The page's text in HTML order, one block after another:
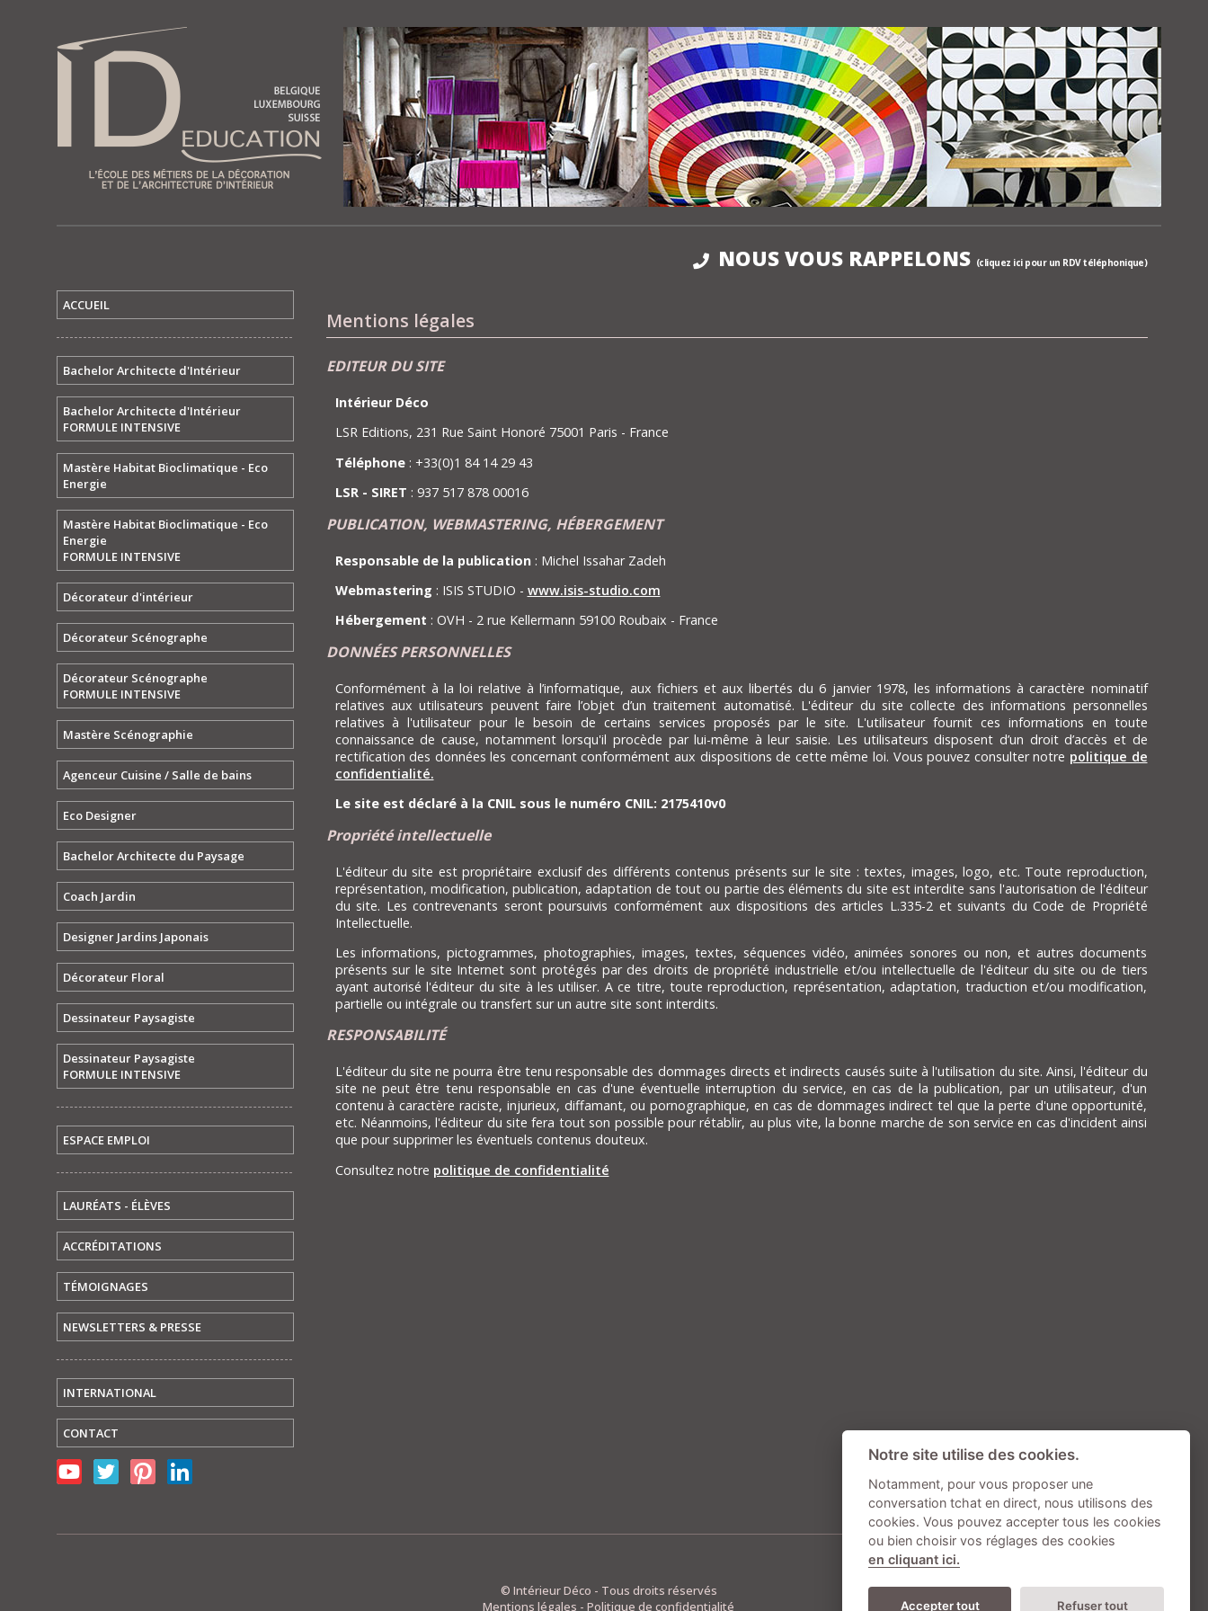
NOUS VOUS RAPPELONS (cliquez ici pour un RDV téléphonique)
ACCUEIL
Bachelor Architecte d'Intérieur
Bachelor Architecte d'Intérieur
FORMULE INTENSIVE
Mastère Habitat Bioclimatique - Eco
Energie
Mastère Habitat Bioclimatique - Eco
Energie
FORMULE INTENSIVE
Décorateur d'intérieur
Décorateur Scénographe
Décorateur Scénographe
FORMULE INTENSIVE
Mastère Scénographie
Agenceur Cuisine / Salle de bains
Eco Designer
Bachelor Architecte du Paysage
Coach Jardin
Designer Jardins Japonais
Décorateur Floral
Dessinateur Paysagiste
Dessinateur Paysagiste
FORMULE INTENSIVE
ESPACE EMPLOI
LAURÉATS - ÉLÈVES
ACCRÉDITATIONS
TÉMOIGNAGES
NEWSLETTERS & PRESSE
INTERNATIONAL
CONTACT
Mentions légales
EDITEUR DU SITE
Intérieur Déco
LSR Editions, 231 Rue Saint Honoré 75001 Paris - France
Téléphone: +33(0)1 84 14 29 43
LSR - SIRET : 937 517 878 00016
PUBLICATION, WEBMASTERING, HÉBERGEMENT
Responsable de la publication: Michel Issahar Zadeh
Webmastering : ISIS STUDIO - www.isis-studio.com
Hébergement : OVH - 2 rue Kellermann 59100 Roubaix - France
DONNÉES PERSONNELLES
Conformément à la loi relative à l’informatique, aux fichiers et aux libertés du 6 janvier 1978, les informations à caractère nominatif
relatives aux utilisateurs peuvent faire l’objet d’un traitement automatisé. L'éditeur du site collecte des informations personnelles
relatives à l'utilisateur pour le besoin de certains services proposés par le site. L'utilisateur fournit ces informations en toute
connaissance de cause, notamment lorsqu'il procède par lui-même à leur saisie. Les utilisateurs disposent d’un droit d’accès et de
rectification des données les concernant conformément aux dispositions de cette même loi. Vous pouvez consulter notre politique de
confidentialité.
Le site est déclaré à la CNIL sous le numéro CNIL: 2175410v0
Propriété intellectuelle
L'éditeur du site est propriétaire exclusif des différents contenus présents sur le site : textes, images, logo, etc. Toute reproduction,
représentation, modification, publication, adaptation de tout ou partie des éléments du site est interdite sans l'autorisation de l'éditeur
du site. Les contrevenants seront poursuivis conformément aux dispositions des articles L.335-2 et suivants du Code de Propriété
Intellectuelle.
Les informations, pictogrammes, photographies, images, textes, séquences vidéo, animées sonores ou non, et autres documents
présents sur le site Internet sont protégés par des droits de propriété industrielle et/ou intellectuelle de l'éditeur du site ou de tiers
ayant autorisé l'éditeur du site à les utiliser. A ce titre, toute reproduction, représentation, adaptation, traduction et/ou modification,
partielle ou intégrale ou transfert sur un autre site sont interdits.
RESPONSABILITÉ
L'éditeur du site ne pourra être tenu responsable des dommages directs et indirects causés suite à l'utilisation du site. Ainsi, l'éditeur du
site ne peut être tenu responsable en cas d'une éventuelle interruption du service, en cas de la publication, par un utilisateur, d'un
contenu à caractère raciste, injurieux, diffamant, ou pornographique, en cas de dommages indirect tel que la perte d'une opportunité,
etc. Néanmoins, l'éditeur du site fera tout son possible pour rétablir, au plus vite, la bonne marche de son service en cas d'incident ainsi
que pour supprimer les éventuels contenus douteux.
Consultez notre politique de confidentialité
© Intérieur Déco - Tous droits réservés
Mentions légales - Politique de confidentialité
Notre site utilise des cookies.
Notamment, pour vous proposer une
conversation tchat en direct, nous utilisons des
cookies. Vous pouvez accepter tous les cookies
ou bien choisir vos réglages des cookies
en cliquant ici.
Accepter tout Refuser tout